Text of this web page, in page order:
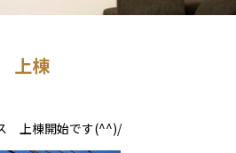
上棟
上棟開始です(^^)/